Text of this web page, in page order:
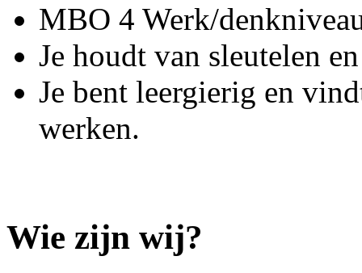
MBO 4 Werk/
Je houdt van sleutelen
Je bent leergierig en
werken.
Wie zijn wij?